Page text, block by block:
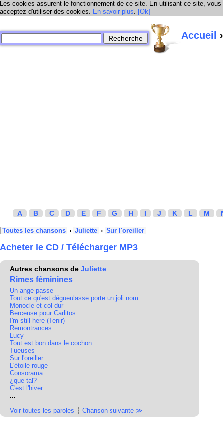
Les cookies assurent le fonctionnement de ce site. En utilisant ce site, vous
acceptez d'utiliser des cookies. En savoir plus. [Ok]
Accueil
A B C D E F G H I J K L M
Toutes les chansons › Juliette › Sur l'oreiller
Acheter le CD / Télécharger MP3
Autres chansons de Juliette
Rimes féminines
Un ange passe
Tout ce qu'est dégueulasse porte un joli nom
Monocle et col dur
Berceuse pour Carlitos
I'm still here (Tenir)
Remontrances
Lucy
Tout est bon dans le cochon
Tueuses
Sur l'oreiller
L'étoile rouge
Consorama
¿que tal?
C'est l'hiver
...
Voir toutes les paroles ┆ Chanson suivante ≫